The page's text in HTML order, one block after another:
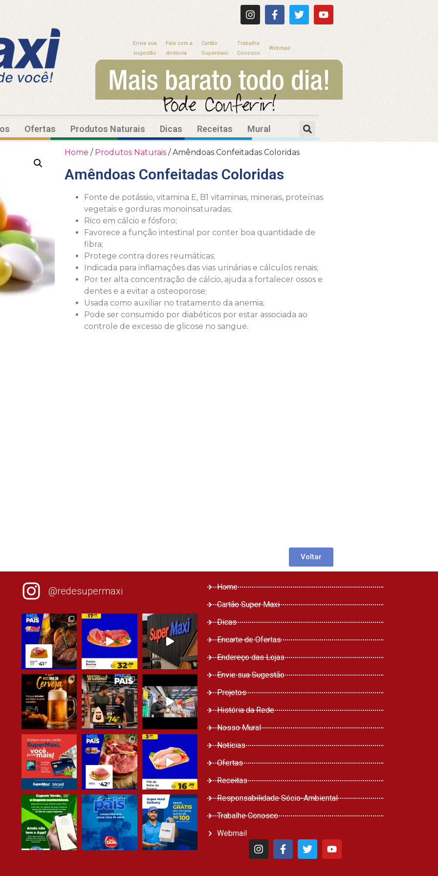
Envie sua
sugestão
Fale com a
diretoria
Cartão
Supermaxi
Trabalhe
Conosco
Webmail
Ofertas Produtos Naturais Dicas Receitas Mural
Home / Produtos Naturais / Amêndoas Confeitadas Coloridas
Amêndoas Confeitadas Coloridas
Fonte de potássio, vitamina E, B1 vitaminas, minerais, proteínas
vegetais e gorduras monoinsaturadas;
Rico em cálcio e fósforo;
Favorece a função intestinal por conter boa quantidade de
fibra;
Protege contra dores reumáticas;
Indicada para inflamações das vias urinárias e cálculos renais;
Por ter alta concentração de cálcio, ajuda a fortalecer ossos e
dentes e a evitar a osteoporose;
Usada como auxiliar no tratamento da anemia;
Pode ser consumido por diabéticos por estar associada ao
controle de excesso de glicose no sangue.
Voltar
@redesupermaxi
Home
Cartão Super Maxi
Dicas
Encarte de Ofertas
Endereço das Lojas
Envie sua Sugestão
Projetos
História da Rede
Nosso Mural
Notícias
Ofertas
Receitas
Responsabilidade Sócio-Ambiental
Trabalhe Conosco
Webmail